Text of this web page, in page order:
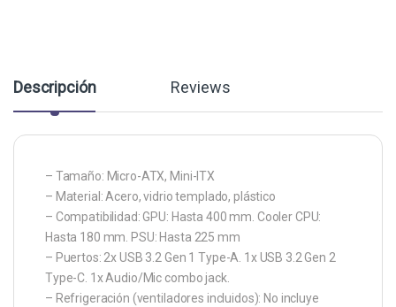
Descripción Reviews
– Tamaño: Micro-ATX, Mini-ITX
– Material: Acero, vidrio templado, plástico
– Compatibilidad: GPU: Hasta 400 mm. Cooler CPU:
Hasta 180 mm. PSU: Hasta 225 mm
– Puertos: 2x USB 3.2 Gen 1 Type-A. 1x USB 3.2 Gen 2
Type-C. 1x Audio/Mic combo jack.
– Refrigeración (ventiladores incluidos): No incluye